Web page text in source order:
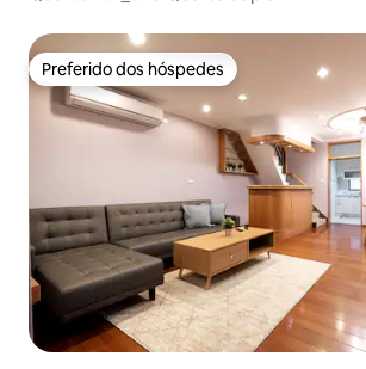
Preferido dos hóspedes
Preferido dos hóspedes